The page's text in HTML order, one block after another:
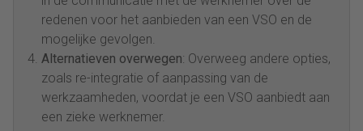
redenen voor het aanbieden van een VSO en de
mogelijke gevolgen.
Alternatieven overwegen: Overweeg andere opties,
zoals re-integratie of aanpassing van de
werkzaamheden, voordat je een VSO aanbiedt aan
een zieke werknemer.